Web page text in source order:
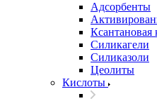
Адсорбенты
Ксантановая
Силикагели
Силиказоли
Цеолиты
Кислоты